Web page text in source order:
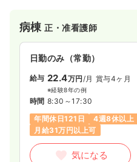
病棟正・准看護師
日勤のみ（常勤）
給与 22.4万円 /月 賞与4ヶ月
※経験8年の例
時間 8:30～17:30
年間休日121日
4週8休以上
月給31万円以上可
気になる